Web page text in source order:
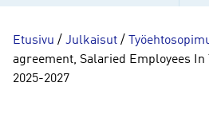
Etusivu / Julkaisut /
agreement, Salaried Employees
2025-2027